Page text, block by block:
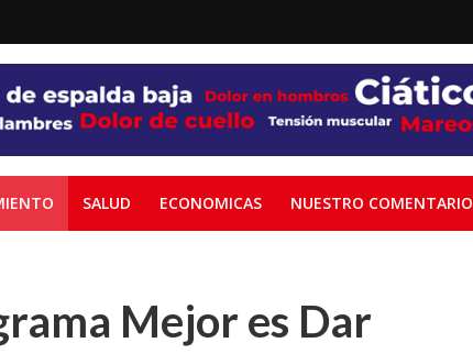
SALUD ECONOMICAS NUESTRO COMENTARIO
Mejor es Dar